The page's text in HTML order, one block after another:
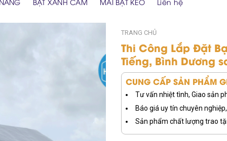
TRANG CHỦ
Thi Công Lắp Đặt
Tiếng, Bình Dương
CUNG CẤP SẢN PHẨM
Tư vấn nhiệt tình, Giao sản
Báo giá uy tín chuyên
Sản phẩm chất lượng trao